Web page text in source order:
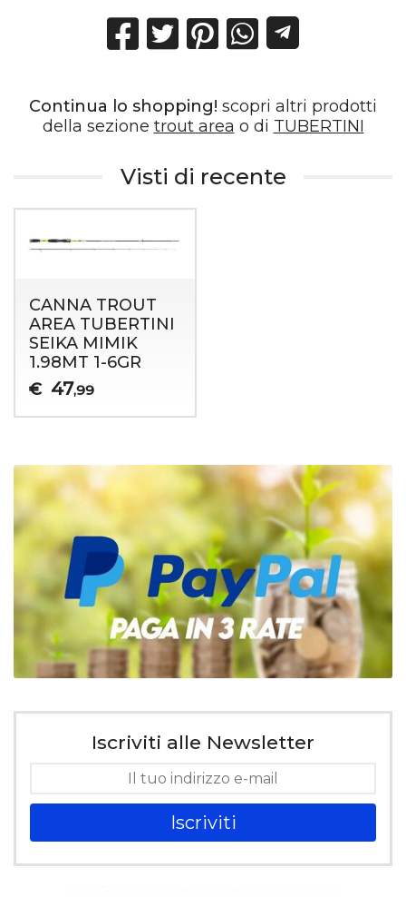
Continua lo shopping! scopri altri prodotti
della sezione trout area o di TUBERTINI
Visti di recente
CANNA TROUT
AREA TUBERTINI
SEIKA MIMIK
1.98MT 1-6GR
€ 47,99
Iscriviti alle Newsletter
Iscriviti